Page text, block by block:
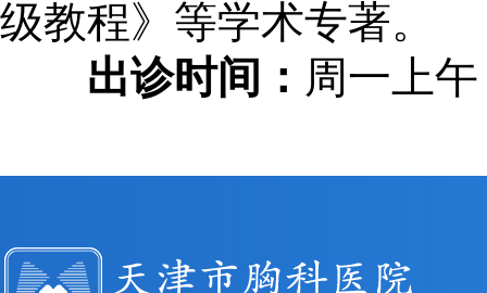
级教程》等学术专著。
出诊时间： 周一上